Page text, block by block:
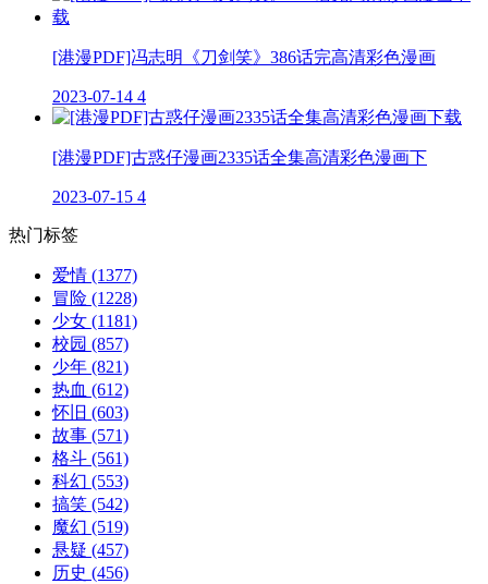
[港漫PDF]冯志明《刀剑笑》386话完高清彩色漫画
2023-07-14 4
[港漫PDF]古惑仔漫画2335话全集高清彩色漫画下
2023-07-15 4
热门标签
爱情 (1377)
冒险 (1228)
少女 (1181)
校园 (857)
少年 (821)
热血 (612)
怀旧 (603)
故事 (571)
格斗 (561)
科幻 (553)
搞笑 (542)
魔幻 (519)
悬疑 (457)
历史 (456)